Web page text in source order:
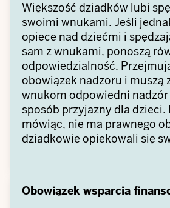
Większość dziadków lubi
swoimi wnukami. Jeśli
opiece nad dziećmi i
sam z wnukami, ponoszą
odpowiedzialność.
obowiązek nadzoru i muszą
wnukom odpowiedni nadzór
sposób przyjazny dla dzieci.
mówiąc, nie ma prawnego
dziadkowie opiekowali się
Obowiązek wsparcia